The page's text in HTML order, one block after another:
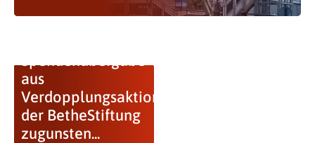
aus
Verdopplungsaktion
der BetheStiftung
zugunsten...